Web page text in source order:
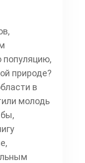
популяцию,
природе?
в
молодь